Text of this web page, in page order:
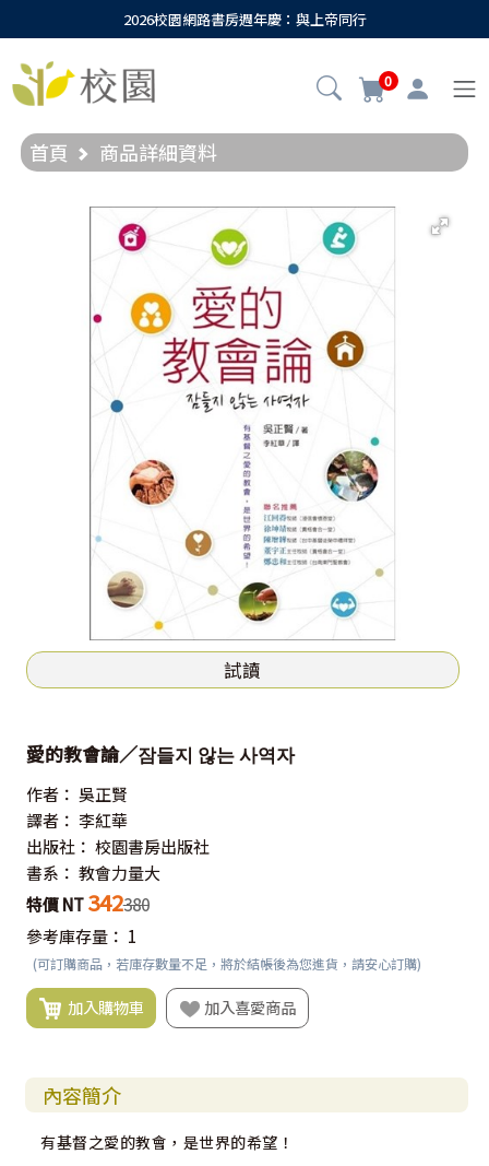
2026校園網路書房週年慶：與上帝同行
0
首頁 商品詳細資料
試讀
愛的教會論／잠들지 않는 사역자
作者： 吳正賢
譯者： 李紅華
出版社： 校園書房出版社
書系： 教會力量大
特價 NT 342380
參考庫存量： 1
(可訂購商品，若庫存數量不足，將於結帳後為您進貨，請安心訂購)
加入購物車 加入喜愛商品
內容簡介
有基督之愛的教會，是世界的希望！